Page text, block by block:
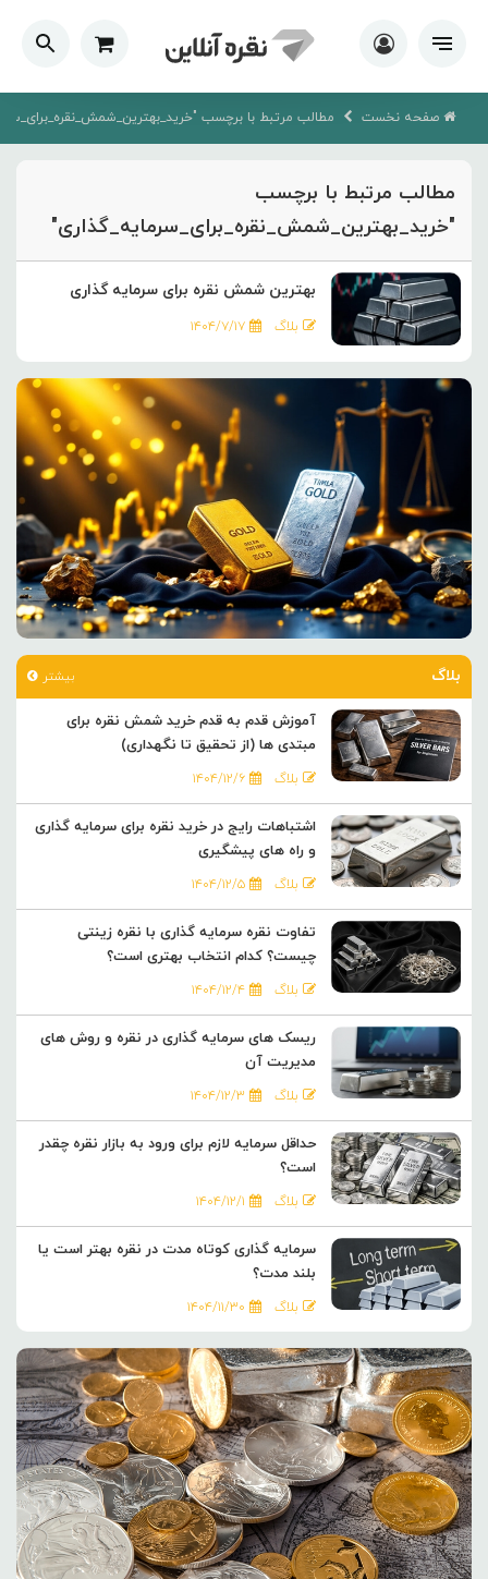
صفحه نخست مطالب مرتبط با برچسب
مطالب مرتبط با برچسب
"خرید_بهترین_شمش_نقره_برای_سرمایه_گذاری"
بهترین شمش نقره برای سرمایه گذاری
بلاگ ۱۴۰۴/۷/۱۷
بلاگ بیشتر
آموزش قدم به قدم خرید شمش نقره برای
مبتدی ها (از تحقیق تا نگهداری)
بلاگ ۱۴۰۴/۱۲/۶
اشتباهات رایج در خرید نقره برای سرمایه گذاری
و راه های پیشگیری
بلاگ ۱۴۰۴/۱۲/۵
تفاوت نقره سرمایه گذاری با نقره زینتی
چیست؟ کدام انتخاب بهتری است؟
بلاگ ۱۴۰۴/۱۲/۴
ریسک های سرمایه گذاری در نقره و روش های
مدیریت آن
بلاگ ۱۴۰۴/۱۲/۳
حداقل سرمایه لازم برای ورود به بازار نقره چقدر
است؟
بلاگ ۱۴۰۴/۱۲/۱
سرمایه گذاری کوتاه مدت در نقره بهتر است یا
بلند مدت؟
بلاگ ۱۴۰۴/۱۱/۳۰